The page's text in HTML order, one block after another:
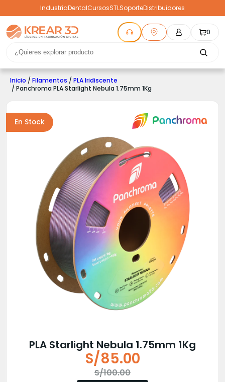
IndustriaDentalCursosSTLSoporteDistribuidores
0
Inicio / Filamentos / PLA Iridiscente
/ Panchroma PLA Starlight Nebula 1.75mm 1Kg
En Stock
PLA Starlight Nebula 1.75mm 1Kg
S/100.00
S/85.00